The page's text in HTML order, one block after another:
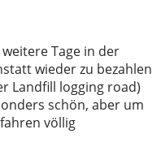
Tage in der
wieder zu bezahlen
Landfill logging road)
schön, aber um
völlig